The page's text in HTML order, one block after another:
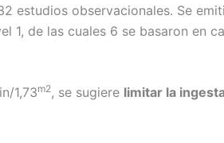
estudios observacionales. Se
1, de las cuales 6 se basaron en
1,73m2, se sugiere limitar la